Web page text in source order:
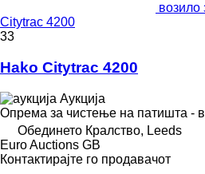
возило
Citytrac 4200
33
Hako Citytrac 4200
Аукција
Опрема за чистење на патишта -
Обединето Кралство, Leeds
Euro Auctions GB
Контактирајте го продавачот